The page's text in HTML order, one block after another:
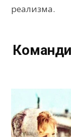
реализма.